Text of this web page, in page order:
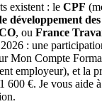
existent : le CPF
développement
, ou France
: une
Mon Compte
employeur), et la
600 €. Je vous aide